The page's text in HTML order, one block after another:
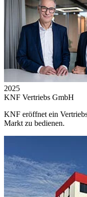
2025
KNF Vertriebs GmbH
KNF eröffnet ein
Markt zu bedienen.